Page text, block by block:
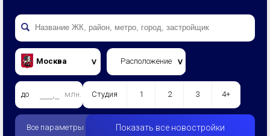
Москва Расположение
до млн. Студия 1 2 3 4+
Все параметры Показать все новостройки